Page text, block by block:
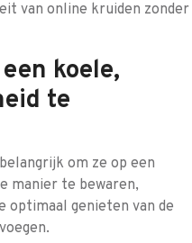
van online kruiden zonder
koele,
te
om ze op een
manier te bewaren,
optimaal genieten van de